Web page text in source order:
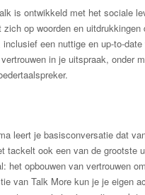
is ontwikkeld met het sociale
zich op woorden en
inclusief een nuttige en up-to-
in je uitspraak, onder
leert je basisconversatie dat
tackelt ook een van de grootste
het opbouwen van vertrouwen
van Talk More kun je je eigen